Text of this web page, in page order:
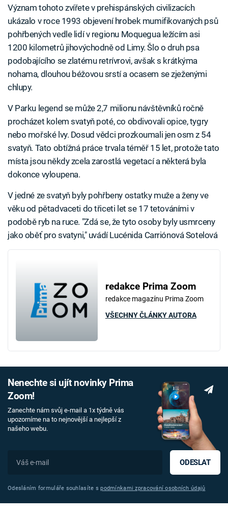
Význam tohoto zvířete v prehispánských civilizacích
ukázalo v roce 1993 objevení hrobek mumifikovaných psů
pohřbených vedle lidí v regionu Moquegua ležícím asi
1200 kilometrů jihovýchodně od Limy. Šlo o druh psa
podobajícího se zlatému retrívrovi, avšak s krátkýma
nohama, dlouhou béžovou srstí a ocasem se zježenými
chlupy.
V Parku legend se může 2,7 milionu návštěvníků ročně
procházet kolem svatyň poté, co obdivovali opice, tygry
nebo mořské lvy. Dosud vědci prozkoumali jen osm z 54
svatyň. Tato obtížná práce trvala téměř 15 let, protože tato
místa jsou někdy zcela zarostlá vegetací a některá byla
dokonce vyloupena.
V jedné ze svatyň byly pohřbeny ostatky muže a ženy ve
věku od pětadvaceti do třiceti let se 17 tetováními v
podobě ryb na ruce. "Zdá se, že tyto osoby byly usmrceny
jako oběť pro svatyni," uvádí Lucénida Carriónová Sotelová
redakce Prima Zoom
redakce magazínu Prima Zoom
VŠECHNY ČLÁNKY AUTORA
Nenechte si ujít novinky Prima
Zoom!
Zanechte nám svůj e-mail a 1x týdně vás
upozorníme na to nejnovější a nejlepší z
našeho webu.
ODESLAT
Odesláním formuláře souhlasíte spodmínkami zpracování osobních údajů